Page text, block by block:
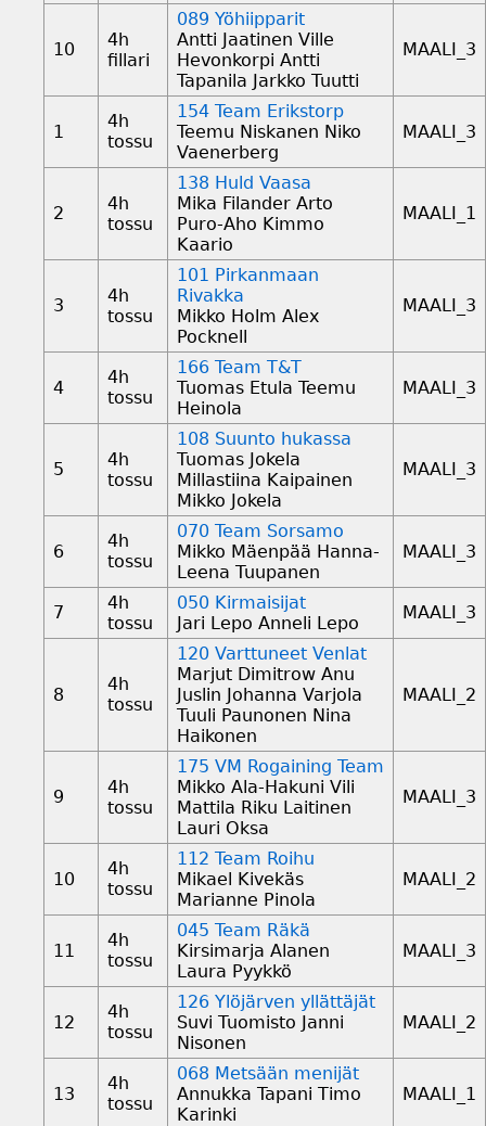
10
4h
fillari
089 Yöhiipparit
Antti Jaatinen Ville
Hevonkorpi Antti
Tapanila Jarkko Tuutti
MAALI_3
1
4h
tossu
154 Team Erikstorp
Teemu Niskanen Niko
Vaenerberg
MAALI_3
2
4h
tossu
138 Huld Vaasa
Mika Filander Arto
Puro-Aho Kimmo
Kaario
MAALI_1
3
4h
tossu
101 Pirkanmaan
Rivakka
Mikko Holm Alex
Pocknell
MAALI_3
4
4h
tossu
166 Team T&T
Tuomas Etula Teemu
Heinola
MAALI_3
5
4h
tossu
108 Suunto hukassa
Tuomas Jokela
Millastiina Kaipainen
Mikko Jokela
MAALI_3
6
4h
tossu
070 Team Sorsamo
Mikko Mäenpää Hanna-
Leena Tuupanen
MAALI_3
7
4h
tossu
050 Kirmaisijat
Jari Lepo Anneli Lepo
MAALI_3
8
4h
tossu
120 Varttuneet Venlat
Marjut Dimitrow Anu
Juslin Johanna Varjola
Tuuli Paunonen Nina
Haikonen
MAALI_2
9
4h
tossu
175 VM Rogaining Team
Mikko Ala-Hakuni Vili
Mattila Riku Laitinen
Lauri Oksa
MAALI_3
10
4h
tossu
112 Team Roihu
Mikael Kivekäs
Marianne Pinola
MAALI_2
11
4h
tossu
045 Team Räkä
Kirsimarja Alanen
Laura Pyykkö
MAALI_3
12
4h
tossu
126 Ylöjärven yllättäjät
Suvi Tuomisto Janni
Nisonen
MAALI_2
13
4h
tossu
068 Metsään menijät
Annukka Tapani Timo
Karinki
MAALI_1